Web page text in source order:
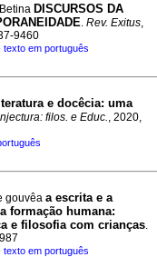
DISCURSOS DA
. Rev. Exitus,
9460
· texto em português
e docêcia: uma
filos. e Educ., 2020,
gouvêa a escrita e a
formação humana:
e filosofia com crianças.
· texto em português